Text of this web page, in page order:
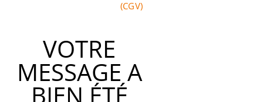
(CGV)
VOTRE
MESSAGE A
BIEN ÉTÉ